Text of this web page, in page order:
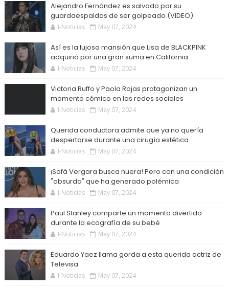
Alejandro Fernández es salvado por su
guardaespaldas de ser golpeado (VIDEO)
I-Noticias May 07, 2024
Así es la lujosa mansión que Lisa de BLACKPINK
adquirió por una gran suma en California
I-Noticias May 07, 2024
Victoria Ruffo y Paola Rojas protagonizan un
momento cómico en las redes sociales
I-Noticias May 07, 2024
Querida conductora admite que ya no quería
despertarse durante una cirugía estética
I-Noticias May 07, 2024
¡Sofá Vergara busca nuera! Pero con una condición
"absurda" que ha generado polémica
I-Noticias May 07, 2024
Paul Stanley comparte un momento divertido
durante la ecografía de su bebé
I-Noticias May 07, 2024
Eduardo Yaez llama gorda a esta querida actriz de
Televisa
I-Noticias May 07, 2024